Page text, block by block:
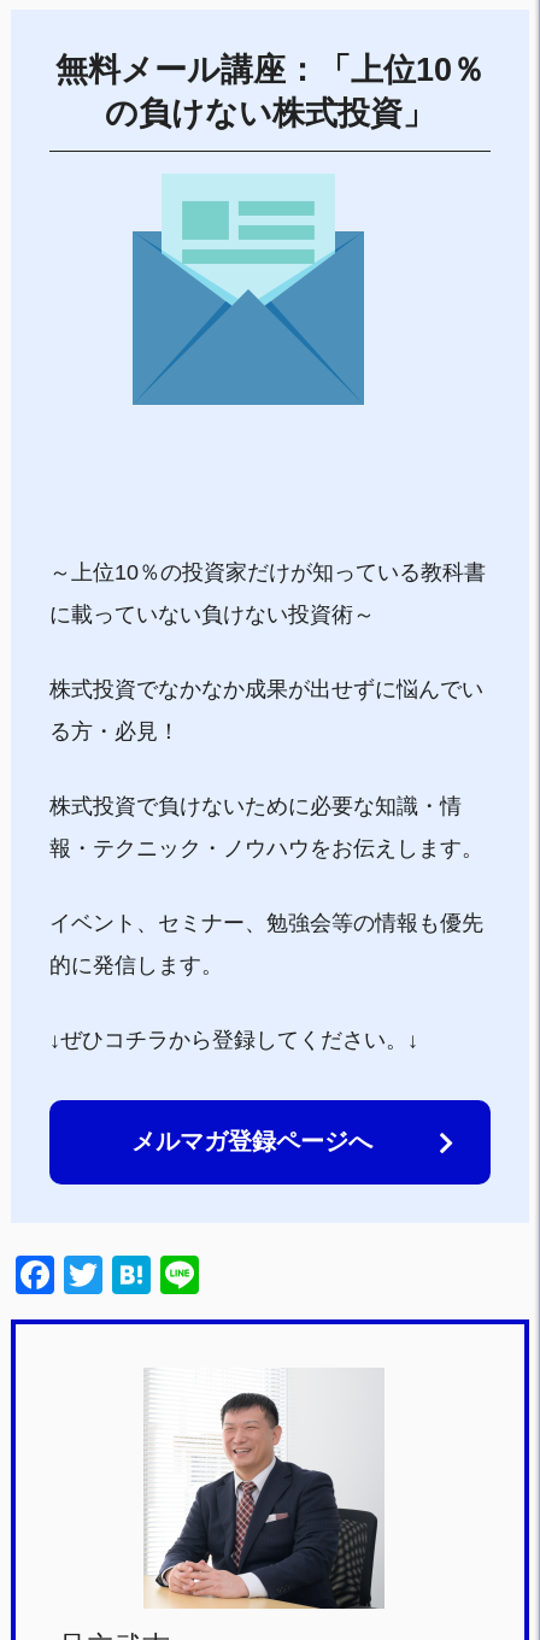
無料メール講座：「上位10％
の負けない株式投資」
～上位10％の投資家だけが知っている教科書
に載っていない負けない投資術～
株式投資でなかなか成果が出せずに悩んでい
る方・必見！
株式投資で負けないために必要な知識・情
報・テクニック・ノウハウをお伝えします。
イベント、セミナー、勉強会等の情報も優先
的に発信します。
↓ぜひコチラから登録してください。↓
メルマガ登録ページへ
F
a
T
wi
H
at
n
a
n